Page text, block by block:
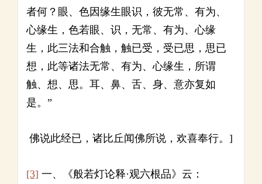
者何？眼、色因缘生眼识，彼无常、有为、
心缘生，色若眼、识，无常、有为、心缘
生，此三法和合触，触已受，受已思，思已
想，此等诸法无常、有为、心缘生，所谓
触、想、思。耳、鼻、舌、身、意亦复如
是。”
佛说此经已，诸比丘闻佛所说，欢喜奉行。]
[3] 一、《般若灯论释·观六根品》云：